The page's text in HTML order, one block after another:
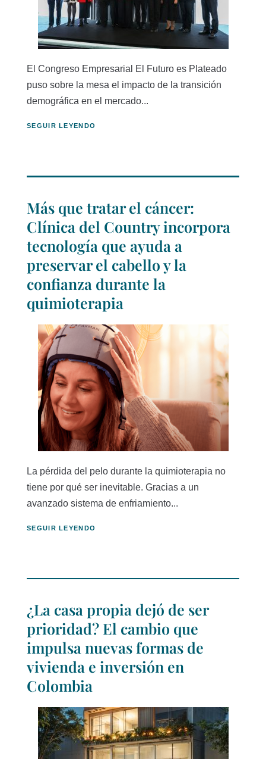
El Congreso Empresarial El Futuro es Plateado
puso sobre la mesa el impacto de la transición
demográfica en el mercado...
SEGUIR LEYENDO
Más que tratar el cáncer:
Clínica del Country incorpora
tecnología que ayuda a
preservar el cabello y la
confianza durante la
quimioterapia
La pérdida del pelo durante la quimioterapia no
tiene por qué ser inevitable. Gracias a un
avanzado sistema de enfriamiento...
SEGUIR LEYENDO
¿La casa propia dejó de ser
prioridad? El cambio que
impulsa nuevas formas de
vivienda e inversión en
Colombia